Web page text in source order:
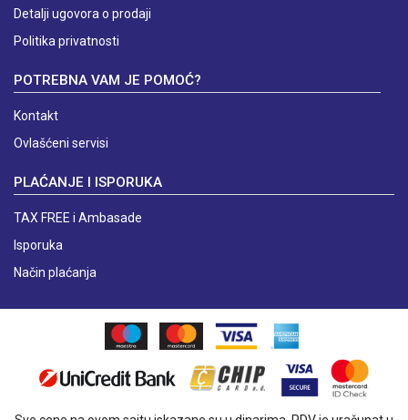
Detalji ugovora o prodaji
Politika privatnosti
POTREBNA VAM JE POMOĆ?
Kontakt
Ovlašćeni servisi
PLAĆANJE I ISPORUKA
TAX FREE i Ambasade
Isporuka
Način plaćanja